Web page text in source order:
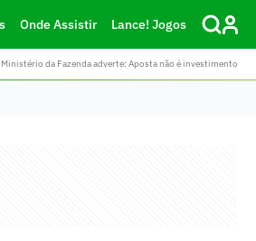
Onde Assistir Lance! Jogos
da Fazenda adverte: Aposta não é investimento